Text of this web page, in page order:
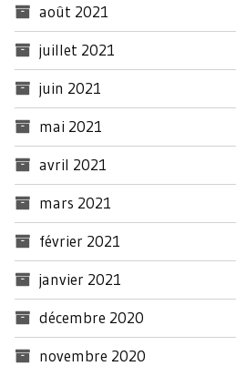
août 2021
juillet 2021
juin 2021
mai 2021
avril 2021
mars 2021
février 2021
janvier 2021
décembre 2020
novembre 2020